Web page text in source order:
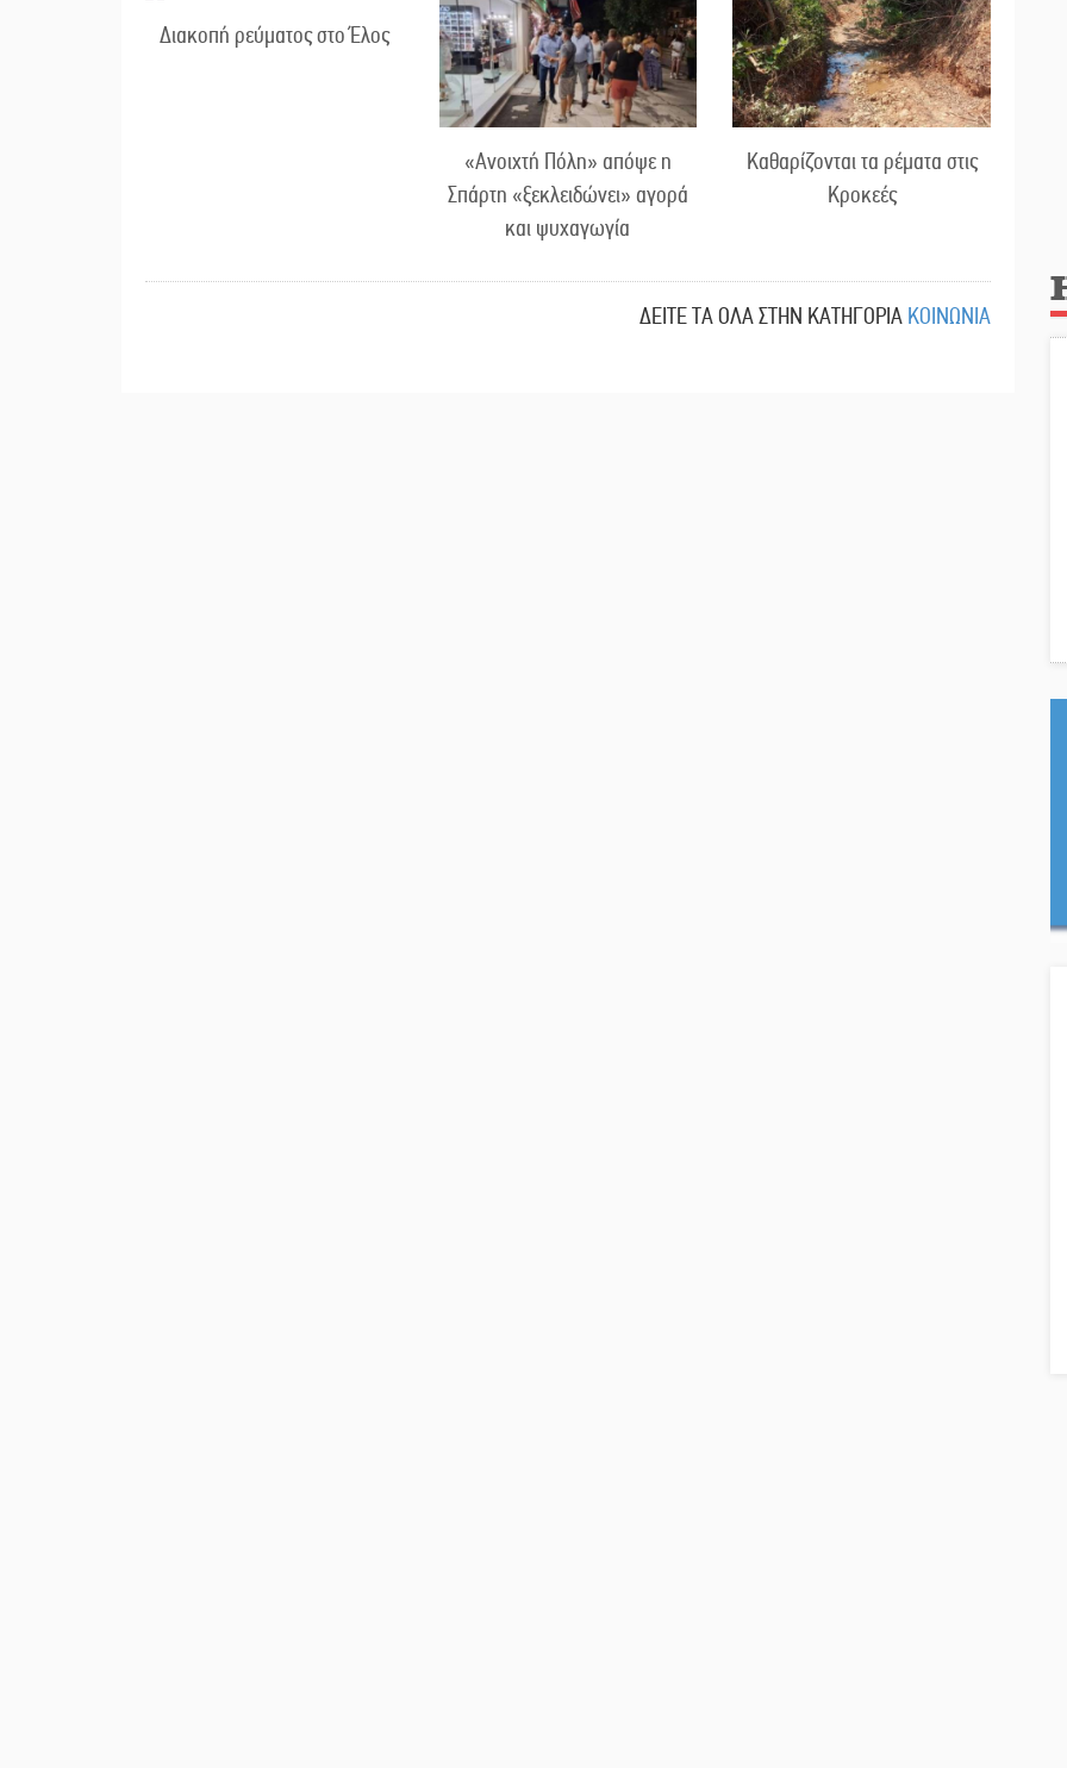
Διακοπή ρεύματος στο Έλος
«Ανοιχτή Πόλη» απόψε η
Σπάρτη «ξεκλειδώνει» αγορά
και ψυχαγωγία
Καθαρίζονται τα ρέματα στις
Κροκεές
ΔΕΙΤΕ ΤΑ ΟΛΑ ΣΤΗΝ ΚΑΤΗΓΟΡΙΑ ΚΟΙΝΩΝΙΑ